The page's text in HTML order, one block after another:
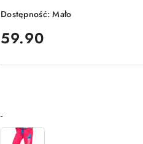
Dostępność:Mało
cena:
59.90
Wariant
-